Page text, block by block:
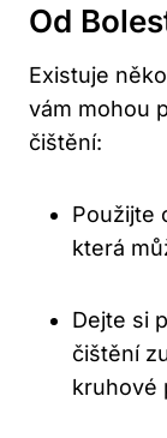
Od‍
Existuje
vám mohou
čištění:
Použijte
která
Dejte si
čištění
kruhové